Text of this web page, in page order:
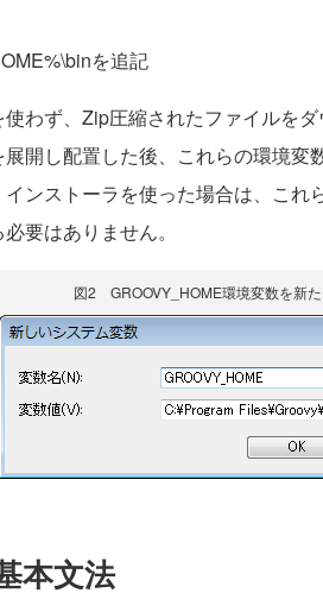
を追記
わず、Zip圧縮されたファイルを
開し配置した後、これらの環境変
ンストーラを使った場合は、これ
要はありません。
図2 GROOVY_HOME環境変数を新た
本文法